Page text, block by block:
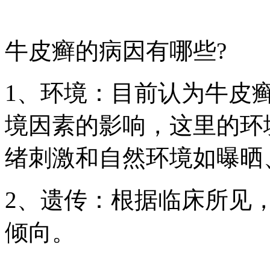
牛皮癣的病因有哪些?
1、环境：目前认为牛皮
境因素的影响，这里的
绪刺激和自然环境如曝
2、遗传：根据临床所见
倾向。